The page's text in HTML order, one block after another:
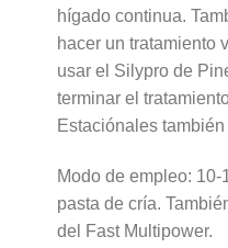
hígado continua.
hacer un tratamiento
usar el Silypro de
terminar el
Estaciónales
Modo de empleo:
pasta de cría.
del Fast Multipower.